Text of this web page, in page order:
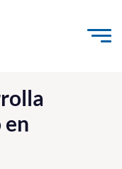
en